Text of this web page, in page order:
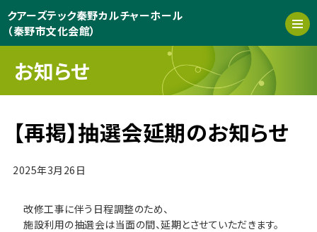
クアーズテック秦野カルチャーホール
（秦野市文化会館）
お知らせ
【再掲】抽選会延期のお知らせ
2025年3月26日
改修工事に伴う日程調整のため、
施設利用の抽選会は当面の間、延期とさせていただきます。